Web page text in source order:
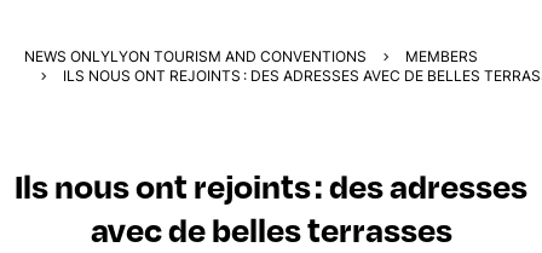
NEWS ONLYLYON TOURISM AND CONVENTIONS
MEMBERS
ILS NOUS ONT REJOINTS : DES ADRESSES AVEC DE BELLES
Ils nous ont rejoints : des adresses
avec de belles terrasses